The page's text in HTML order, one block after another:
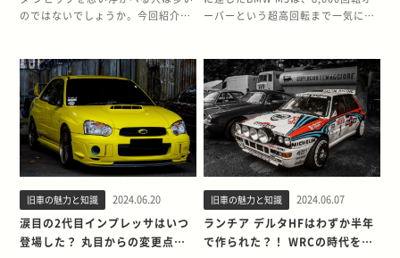
ルの装着が実現したためにグリップ
力が向上し、走行性能にさらなる磨
を実現した2つの要素 R32型GT-R
は、当初の開発目的どおりレースで
無類の速さを見せつけます。高い戦
闘力に直接的に影響したのは、エン
ジンと先進的な駆動システムです。
レースでの結果も交えて、R32型
GT-Rの実力を再確認してみましょ
う。 速すぎたRB26DETT R32型GT-
Rに搭載されたのは、新開発の
RB26DETTエンジンです。市販車の
最高出力は、自主規制いっぱいの
280ps。さらにレース仕様では、
ます。 なお、ミッドシップレイアウ
トを軽自動車に採用したのもビート
クブレーキ、SRSエアバックも軽自
動車としては初の装備でした。 ま
た、単なる軽自動車ではない、本格
スポーツとしてのこだわりも随所に
みられます。例えば、トランスミッ
ションは5速MTのみが設定されてい
ます。日常の足という軽自動車本来
の利便性を考えるとATを用意したほ
うが販売台数を伸ばせたはずです
が、あえて5MTのみに限定し、走り
を最大限に楽しめるモデルとしてリ
リースされました。 他にも、エンジ
う位置づけを明確にしています。 ま
状やリアスポイラーなどが取り付け
られた端正な見た目も、100系チェ
イサーを象徴するポイントです。 上
級モデルという車格にふさわしい装
備 高級サルーンとしての充実した装
備も、100系のマークⅡ3兄弟の魅力
です。100系が登場したのは「セダ
ン・イノベーション」を掲げてトヨ
タがセダンの充実に取り組んでいた
時期で、従来よりも装備が豪華にな
っていました。 エアコンのルーバー
が自動で左右に動くオートスイング
万円に抑えられました。 スポーツカ
た一方で、数々の専用パーツによっ
てスポーツカーとしての性能がとこ
とん追求されました。パブリカと同
型で非力といわれたエンジンも、可
能な限りのチューニングが施されて
います。 ボアを5mm拡大して排気
量が697ccから790ccに向上し、ベ
ンチュリーを拡大したキャブレター
が2気筒それぞれに装備されるツイ
ンキャブレター仕様でした。また、
クランクシャフト周りを強化して、
圧縮比も8.0から9.0へと高められて
ン/トレノとして1987年に登場しま
用された点です。また、3ドアハッ
チバックが廃止され、ボディタイプ
は2ドアクーペのみに統一されまし
た。一方で、レビンが固定式角目、
トレノがリトラクタブルというヘッ
ドライトの形状は踏襲されていま
す。 スタンダードモデルのエンジン
はAE86の4A-GEU型を横置きに搭載
し、型式を「4A-GE」と改めまし
た。1.6Lの直列4気筒DOHCエンジ
ンで、最高出力120ps、最大トルク
14.5kgを発揮します。また、先代と
ザインで当時注目を浴びました。 そ
を決定。ビークロスと名前を変え、
市販車でありながらコンセプトモデ
ルとほぼ変わらない姿で登場しまし
た。さらに車体ベースを4WDのジェ
ミニから、ビッグホーン・ショート
型に変更したことで車体サイズは拡
大。市販モデルで大型化したビーク
ロスは、コンセプトモデル以上のイ
ンパクトを発揮していました。 通
常、市販モデルは外観デザインが控
えめになることがほとんどですが、
ビークロスはほぼコンセプトどおり
のではないでしょうか。今回紹介す
においての地位を確立するきっかけ
になったモデルです。高回転で響き
渡る心地よいVTECサウンドと運動
性能の高さが、多くのファンの心を
掴みました。 シビックとして初の
VTECを搭載した、EF9の歴史と魅力
をたっぷりと紹介します。 国産ホッ
クの愛称で呼ばれるEF型シビックの
うち、EF9は特に注目を集めたモデ
ルです。可変バルブタイミング機構
ーバーという超高回転まで一気に吹
エンジンではなく、シリーズ初のV8
エンジンの官能的なサウンドに多く
の人が魅了されました。 今回は、V8
エンジン以外にも独自の進化を遂げ
た4代目M3のクーペモデル、E92型
の魅力を紹介します。 独自性の高か
った4代目M3 現在6代目まで進化し
モデルのなかでも独自色の強かった
モデルです。唯一のV8エンジン、ベ
ースモデルからの大幅な刷新と、チ
旧車の魅力と知識 2024.06.20
涙目の2代目インプレッサはいつ
登場した？ 丸目からの変更点や
旧車の魅力と知識 2024.06.07
ランチア デルタHFはわずか半年
で作られた？！ WRCの時代を築